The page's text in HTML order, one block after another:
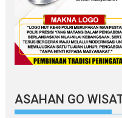
ASAHAN GO